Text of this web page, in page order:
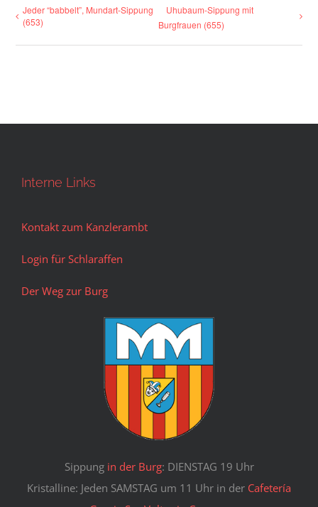
Jeder “babbelt”, Mundart-Sippung
(653)
Uhubaum-Sippung mit
Burgfrauen (655)
Interne Links
Kontakt zum Kanzlerambt
Login für Schlaraffen
Der Weg zur Burg
Sippung in der Burg: DIENSTAG 19 Uhr
Kristalline: Jeden SAMSTAG um 11 Uhr in der Cafetería